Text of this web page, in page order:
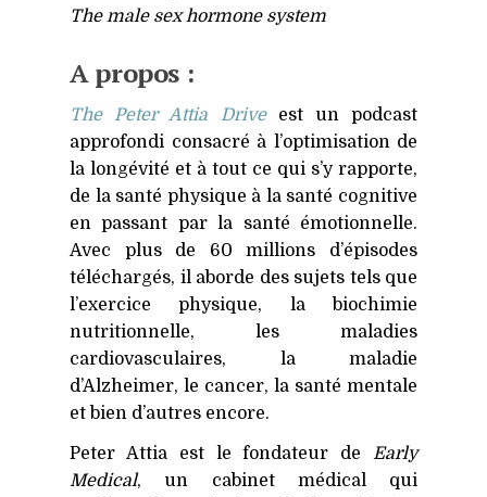
The male sex hormone system
A propos :
The Peter Attia Driveest un podcast
approfondi consacré à l’optimisation de
la longévité et à tout ce qui s’y rapporte,
de la santé physique à la santé cognitive
en passant par la santé émotionnelle.
Avec plus de 60 millions d’épisodes
téléchargés, il aborde des sujets tels que
l’exercice physique, la biochimie
nutritionnelle, les maladies
cardiovasculaires, la maladie
d’Alzheimer, le cancer, la santé mentale
et bien d’autres encore.
Peter Attia est le fondateur de Early
Medical, un cabinet médical qui